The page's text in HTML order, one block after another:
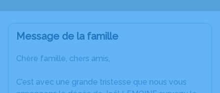
Message de la famille
Chère famille, chers amis,
C’est avec une grande tristesse que nous vous